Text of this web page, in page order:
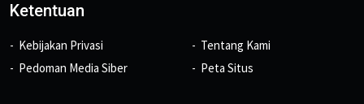
Ketentuan
Kebijakan Privasi
Pedoman Media Siber
Tentang Kami
Peta Situs